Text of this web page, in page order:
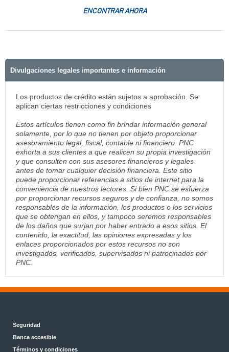
ENCONTRAR AHORA
Divulgaciones legales importantes e información
Los productos de crédito están sujetos a aprobación. Se
aplican ciertas restricciones y condiciones
Estos artículos tienen como fin brindar información general
solamente, por lo que no tienen por objeto proporcionar
asesoramiento legal, fiscal, contable ni financiero. PNC
exhorta a sus clientes a que realicen su propia investigación
y que consulten con sus asesores financieros y legales
antes de tomar cualquier decisión financiera. Este sitio
puede proporcionar referencias a sitios de internet para la
conveniencia de nuestros lectores. Si bien PNC se esfuerza
por proporcionar recursos seguros y de confianza, no somos
responsables de la información, los productos o los servicios
que se obtengan en ellos, y tampoco seremos responsables
de los daños que surjan por haber entrado a esos sitios. El
contenido, la exactitud, las opiniones expresadas y los
enlaces proporcionados por estos recursos no son
investigados, verificados, supervisados ni patrocinados por
PNC.
Seguridad
Banca accesible
Términos y condiciones